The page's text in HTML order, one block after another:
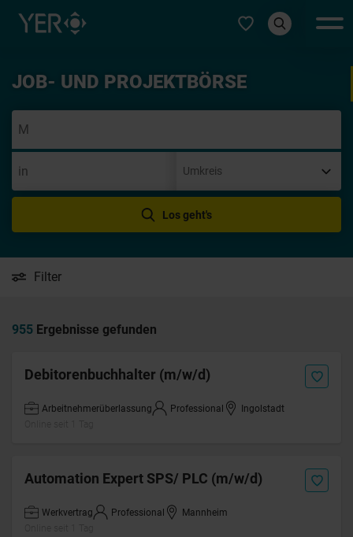
Typ auswählen
JOB- UND PROJEKTBÖRSE
Los geht's
Filter
955 Ergebnisse gefunden
Debitorenbuchhalter (m/w/d)
Arbeitnehmerüberlassung Professional
Ingolstadt
Automation Expert SPS/ PLC (m/w/d)
Werkvertrag Professional
Mannheim